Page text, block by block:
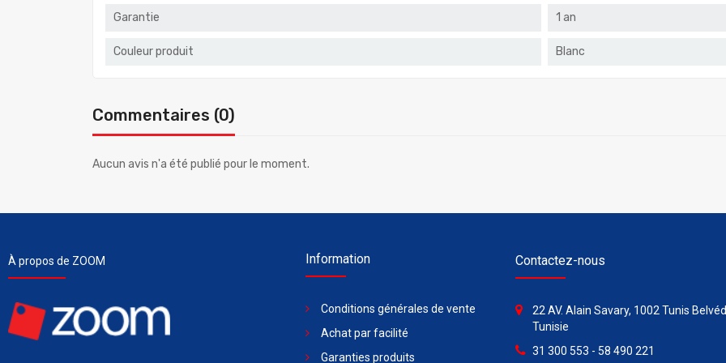
Garantie 1 an
Couleur produit Blanc
Commentaires (0)
Aucun avis n'a été publié pour le moment.
À propos de ZOOM Information
Conditions générales de vente
Achat par facilité
Garanties produits
Contactez-nous
22 AV. Alain Savary, 1002 Tunis
Tunisie
31 300 553 - 58 490 221